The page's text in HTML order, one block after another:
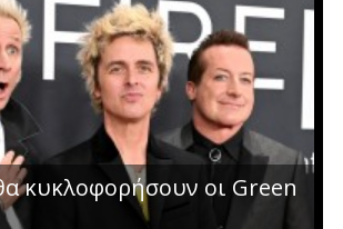
κυκλοφορήσουν οι Green